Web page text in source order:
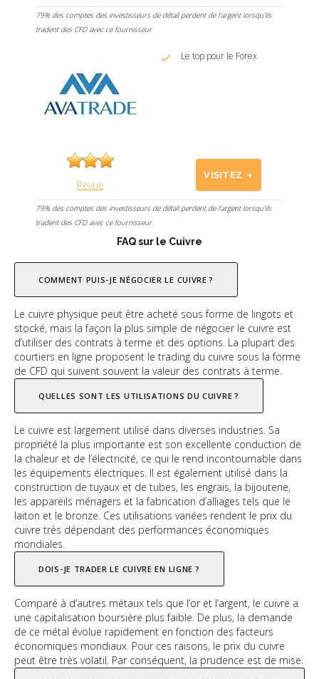
79% des comptes des investisseurs de détail perdent de l'argent lorsqu'ils
tradent des CFD avec ce fournisseur
Le top pour le Forex
Revue
VISITEZ
79% des comptes des investisseurs de détail perdent de l'argent lorsqu'ils
tradent des CFD avec ce fournisseur
FAQ sur le Cuivre
COMMENT PUIS-JE NÉGOCIER LE CUIVRE ?
Le cuivre physique peut être acheté sous forme de lingots et
stocké, mais la façon la plus simple de négocier le cuivre est
d’utiliser des contrats à terme et des options. La plupart des
courtiers en ligne proposent le trading du cuivre sous la forme
de CFD qui suivent souvent la valeur des contrats à terme.
QUELLES SONT LES UTILISATIONS DU CUIVRE ?
Le cuivre est largement utilisé dans diverses industries. Sa
propriété la plus importante est son excellente conduction de
la chaleur et de l’électricité, ce qui le rend incontournable dans
les équipements électriques. Il est également utilisé dans la
construction de tuyaux et de tubes, les engrais, la bijouterie,
les appareils ménagers et la fabrication d’alliages tels que le
laiton et le bronze. Ces utilisations variées rendent le prix du
cuivre très dépendant des performances économiques
mondiales.
DOIS-JE TRADER LE CUIVRE EN LIGNE ?
Comparé à d’autres métaux tels que l’or et l’argent, le cuivre a
une capitalisation boursière plus faible. De plus, la demande
de ce métal évolue rapidement en fonction des facteurs
économiques mondiaux. Pour ces raisons, le prix du cuivre
peut être très volatil. Par conséquent, la prudence est de mise.